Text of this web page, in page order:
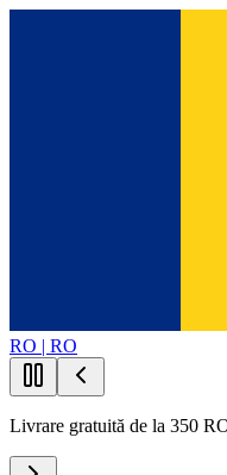
RO | RO
Livrare gratuită de la 350